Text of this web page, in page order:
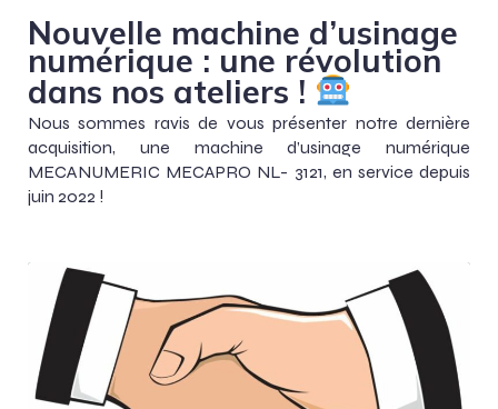
Nouvelle machine d’usinage
numérique : une révolution
dans nos ateliers !
Nous sommes ravis de vous présenter notre dernière
acquisition, une machine d’usinage numérique
MECANUMERIC MECAPRO NL- 3121, en service depuis
juin 2022 !